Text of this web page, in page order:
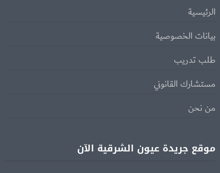
الرئيسية
بيانات الخصوصية
طلب تدريب
مستشارك القانوني
من نحن
موقع جريدة عيون الشرقية الآن